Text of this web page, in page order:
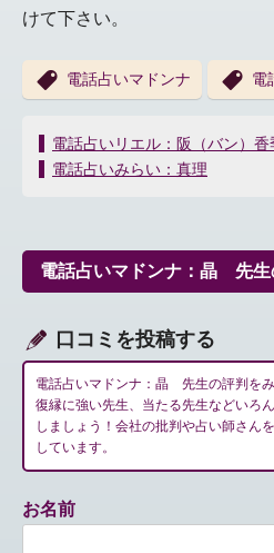
けて下さい。
電話占いマドンナ 電
投
稿
ー
シ
ン
電話占いリエル：阪（バン）香
電話占いみらい：真理
電話占いマドンナ：晶 先生
口コミを投稿する
電話占いマドンナ：晶 先生の評判をみ
復縁に強い先生、当たる先生などいろ
しましょう！会社の批判や占い師さん
しています。
お名前